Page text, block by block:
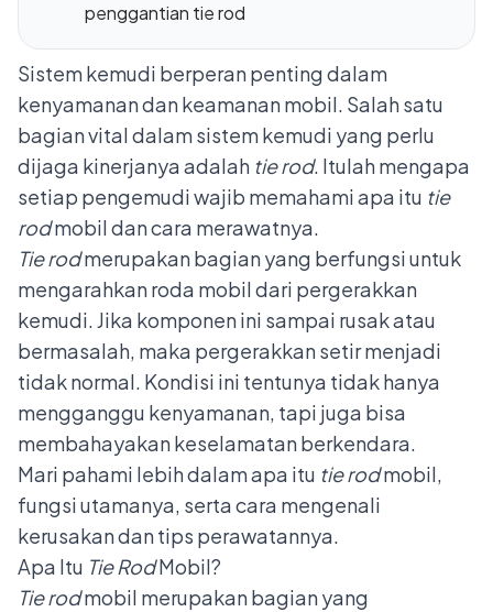
penggantian tie rod
Sistem kemudi berperan penting dalam
kenyamanan dan keamanan mobil. Salah satu
bagian vital dalam sistem kemudi yang perlu
dijaga kinerjanya adalah tie rod. Itulah mengapa
setiap pengemudi wajib memahami apa itu tie
rodmobil dan cara merawatnya.
Tie rodmerupakan bagian yang berfungsi untuk
mengarahkan roda mobil dari pergerakkan
kemudi. Jika komponen ini sampai rusak atau
bermasalah, maka pergerakkan setir menjadi
tidak normal. Kondisi ini tentunya tidak hanya
mengganggu kenyamanan, tapi juga bisa
membahayakan keselamatan berkendara.
Mari pahami lebih dalam apa itu tie rodmobil,
fungsi utamanya, serta cara mengenali
kerusakan dan tips perawatannya.
Apa Itu Tie RodMobil?
Tie rodmobil merupakan bagian yang